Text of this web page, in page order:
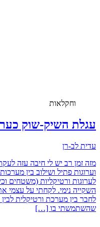
וחקלאות
עגלת השיק-שוק
עדית לב-רן
מזה זמן רב יש לי חיבה עזה
וערוגות פתיל ושילוב בין
לערוגות ורטיקליות (משטחים
השקייה נימי. לקחתי על עצמי
לחבר בין מערכת ורטיקלית
שהשתמשתי בו […]